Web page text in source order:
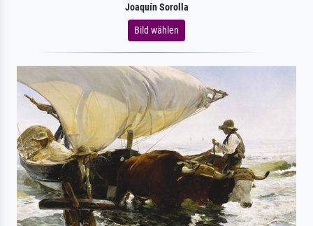
Joaquín Sorolla
Bild wählen